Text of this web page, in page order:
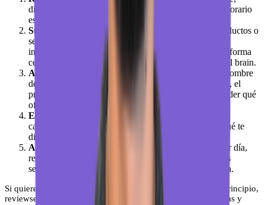
dirección, teléfono, web, horario. Comprueba que el horario
especial de festivos está bien configurado.
Sube fotos de calidad
: Fachada, interior, equipo, productos o
servicios. Las fichas con fotos reciben muchas más
interacciones. Puedes gestionar todas las imágenes de forma
centralizada desde la sección de fotos y vídeos de local brain.
Añade tus servicios con detalle
: No pongas solo el nombre
del servicio. Añade una descripción breve y, si puedes, el
precio o rango de precio. Eso ayuda a Google a entender qué
ofreces.
Escribe una descripción del negocio
caracteres. Habla de lo que haces, a quién ayudas y qué te
diferencia. Sin palabras clave forzadas.
Activa las notificaciones de reseñas
: Desde el primer día,
responde a todas las reseñas que lleguen. Las primeras
semanas son clave para la reputación inicial de la ficha.
Si quieres gestionar las reseñas de forma eficiente desde el principio,
reviewsense de local brain te permite centralizar las respuestas y